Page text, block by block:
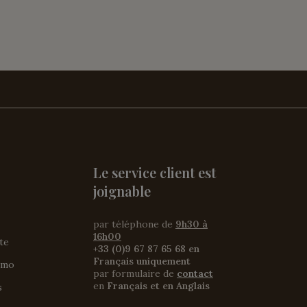
Le service client est
joignable
par téléphone de 9h30 à
16h00
+33 (0)9 67 87 65 68 en
Français uniquement
par formulaire de contact
en Français et en Anglais